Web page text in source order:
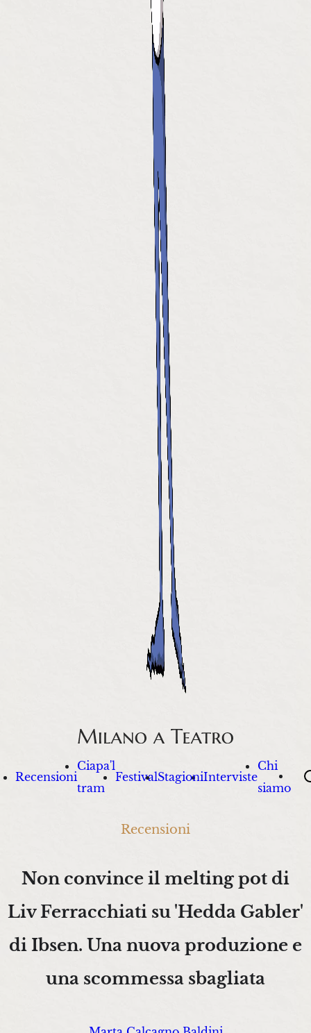
Recensioni
Ciapa'l
tram
FestivalStagioniInterviste
Chi
siamo
Non convince il melting pot di
Liv Ferracchiati su 'Hedda Gabler'
di Ibsen. Una nuova produzione e
una scommessa sbagliata
Recensioni